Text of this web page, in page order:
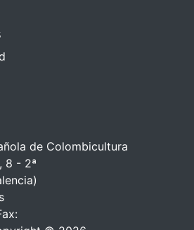
de Colombicultura
8 - 2ª